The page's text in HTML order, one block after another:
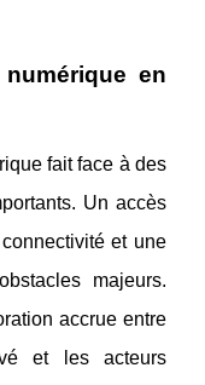
en
fait face à des
Un accès
et une
majeurs.
accrue entre
et les acteurs